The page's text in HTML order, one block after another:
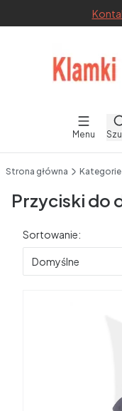
Menu
Strona główna
Przyciski do
Lista
Sortowanie:
Domyślne